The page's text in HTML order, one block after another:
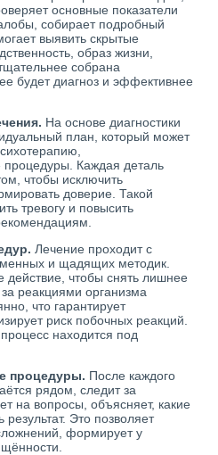
основные показатели
собирает подробный
выявить скрытые
образ жизни,
собрана
будет диагноз и эффективнее
На основе диагностики
план, который может
процедуры. Каждая деталь
чтобы исключить
доверие. Такой
тревогу и повысить
Лечение проходит с
и щадящих методик.
действие, чтобы снять лишнее
реакциями организма
что гарантирует
риск побочных реакций.
находится под
процедуры. После каждого
рядом, следит за
на вопросы, объясняет, какие
результат. Это позволяет
формирует у